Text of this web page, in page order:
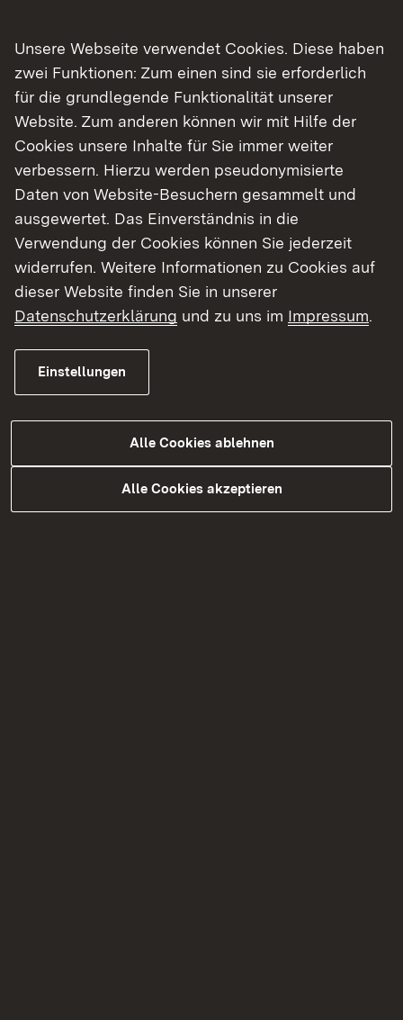
spezieller artenschutzrechtlicher Prüfung.
Informieren Sie sich
Öffentlichkeitsarbeit Planung
Im Sommer 2014 hat der Vorhabenträger, der
Landesbetrieb Gewässer am
Regierungspräsidium Karlsruhe, mit der
intensiven Öffentlichkeitsbeteiligung begonnen.
Den Auftakt bildete der Bürgerabend in Leimen
im Juli 2014 mit über 200 Teilnehmenden. Im
Oktober 2014 fand in Sandhausen für die etwa
500 betroffenen Grundstückseigentümer eine
Informationsveranstaltung statt.
Als Kernelement der Öffentlichkeitsbeteiligung
wurde im November 2014 der Projektbegleitkreis
„Leimbach-Unterlauf“ eingerichtet, dieser hat drei
Unsere Webseite verwendet Cookies. Diese haben
zwei Funktionen: Zum einen sind sie erforderlich
für die grundlegende Funktionalität unserer
Website. Zum anderen können wir mit Hilfe der
Cookies unsere Inhalte für Sie immer weiter
verbessern. Hierzu werden pseudonymisierte
Daten von Website-Besuchern gesammelt und
ausgewertet. Das Einverständnis in die
Verwendung der Cookies können Sie jederzeit
widerrufen. Weitere Informationen zu Cookies auf
dieser Website finden Sie in unserer
Datenschutzerklärung und zu uns im Impressum.
Einstellungen
Alle Cookies ablehnen
Alle Cookies akzeptieren